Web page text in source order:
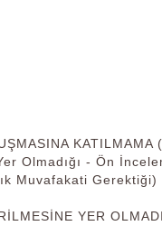
Olmadığı - Ön
Muvafakati Gerektiği)
YER